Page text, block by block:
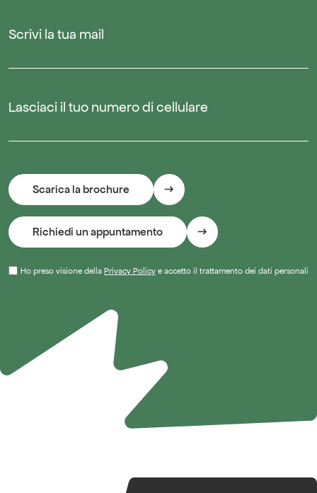
Scrivi la tua mail
Lasciaci il tuo numero di cellulare
Ho preso visione della Privacy Policy e accetto il trattamento dei dati personali